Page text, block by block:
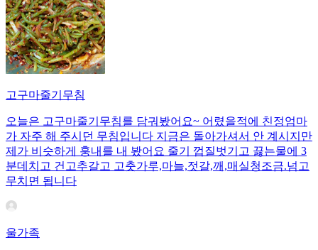
고구마줄기무침
오늘은 고구마줄기무침를 담궈봤어요~ 어렸을적에 친정엄마
가 자주 해 주시던 무침입니다 지금은 돌아가셔서 안 계시지만
제가 비슷하게 훙내를 내 봤어요 줄기 껍질벗기고 끓는물에 3
분데치고 건고추갈고 고춧가루,마늘,젓갈,깨,매실청조금.넘고
무치면 됩니다
울가족